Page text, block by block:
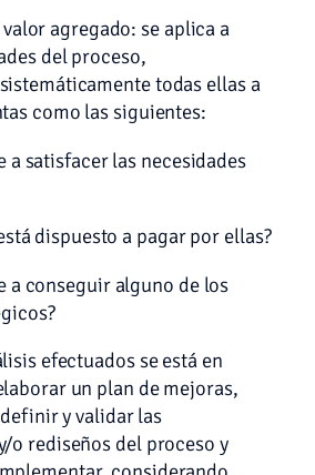
agregado: se aplica a
del proceso,
todas ellas a
como las siguientes:
satisfacer las necesidades
dispuesto a pagar por ellas?
conseguir alguno de los
efectuados se está en
un plan de mejoras,
y validar las
o rediseños del proceso y